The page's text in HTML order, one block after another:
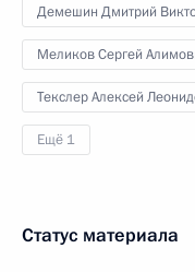
Демешин Дмитрий
Меликов Сергей
Текслер Алексей
Ещё 1
Статус материала